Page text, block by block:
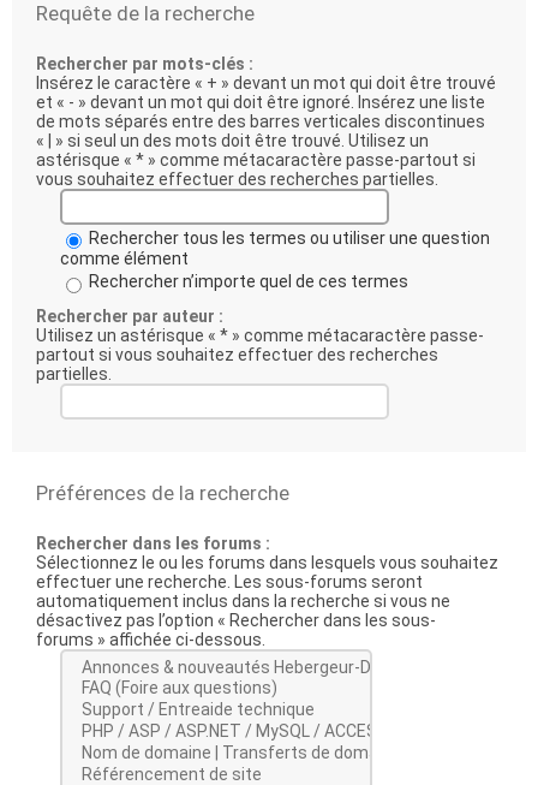
Requête de la recherche
Rechercher par mots-clés :
Insérez le caractère « + » devant un mot qui doit être trouvé
et « - » devant un mot qui doit être ignoré. Insérez une liste
de mots séparés entre des barres verticales discontinues
« | » si seul un des mots doit être trouvé. Utilisez un
astérisque « * » comme métacaractère passe-partout si
vous souhaitez effectuer des recherches partielles.
Rechercher tous les termes ou utiliser une question
comme élément
Rechercher n’importe quel de ces termes
Rechercher par auteur :
Utilisez un astérisque « * » comme métacaractère passe-
partout si vous souhaitez effectuer des recherches
partielles.
Préférences de la recherche
Rechercher dans les forums :
Sélectionnez le ou les forums dans lesquels vous souhaitez
effectuer une recherche. Les sous-forums seront
automatiquement inclus dans la recherche si vous ne
désactivez pas l’option « Rechercher dans les sous-
forums » affichée ci-dessous.